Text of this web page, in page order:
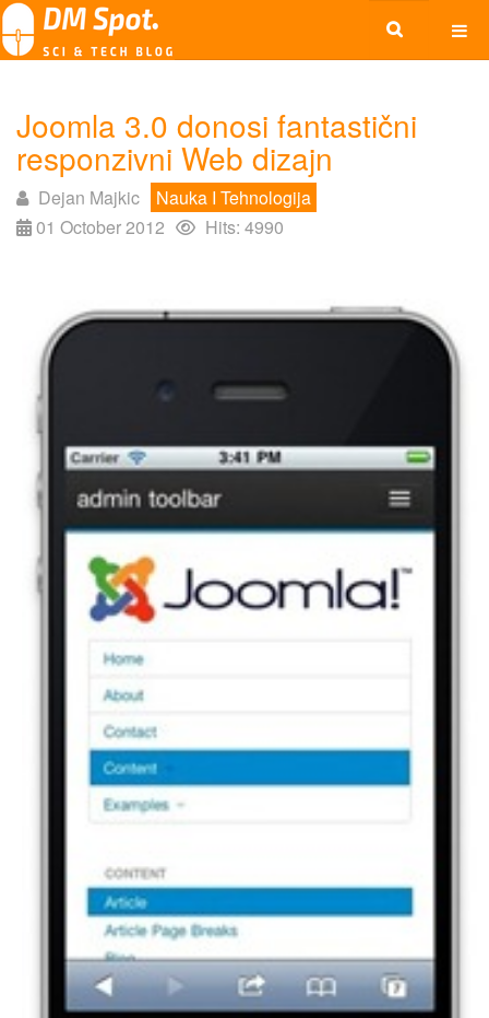
Joomla 3.0 donosi fantastični
responzivni Web dizajn
Dejan Majkic
Nauka I Tehnologija
01 October 2012
Hits: 4990